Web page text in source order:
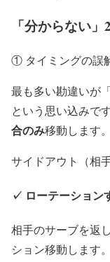
「分からない
① タイミングの誤
最も多い勘違いが
という思い込みで
合のみ移動します。
サイドアウト（相
✓ ローテーション
相手のサーブを返
ション移動します。